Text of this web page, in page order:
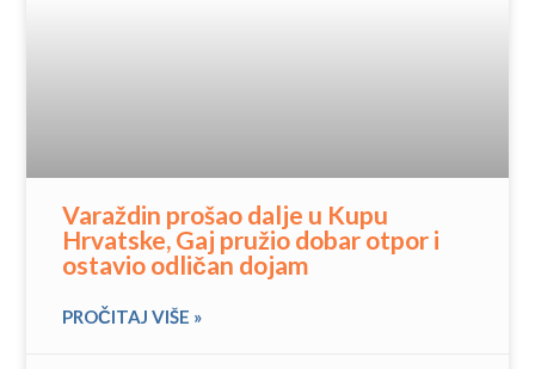
Varaždin prošao dalje u Kupu
Hrvatske, Gaj pružio dobar otpor i
ostavio odličan dojam
PROČITAJ VIŠE »